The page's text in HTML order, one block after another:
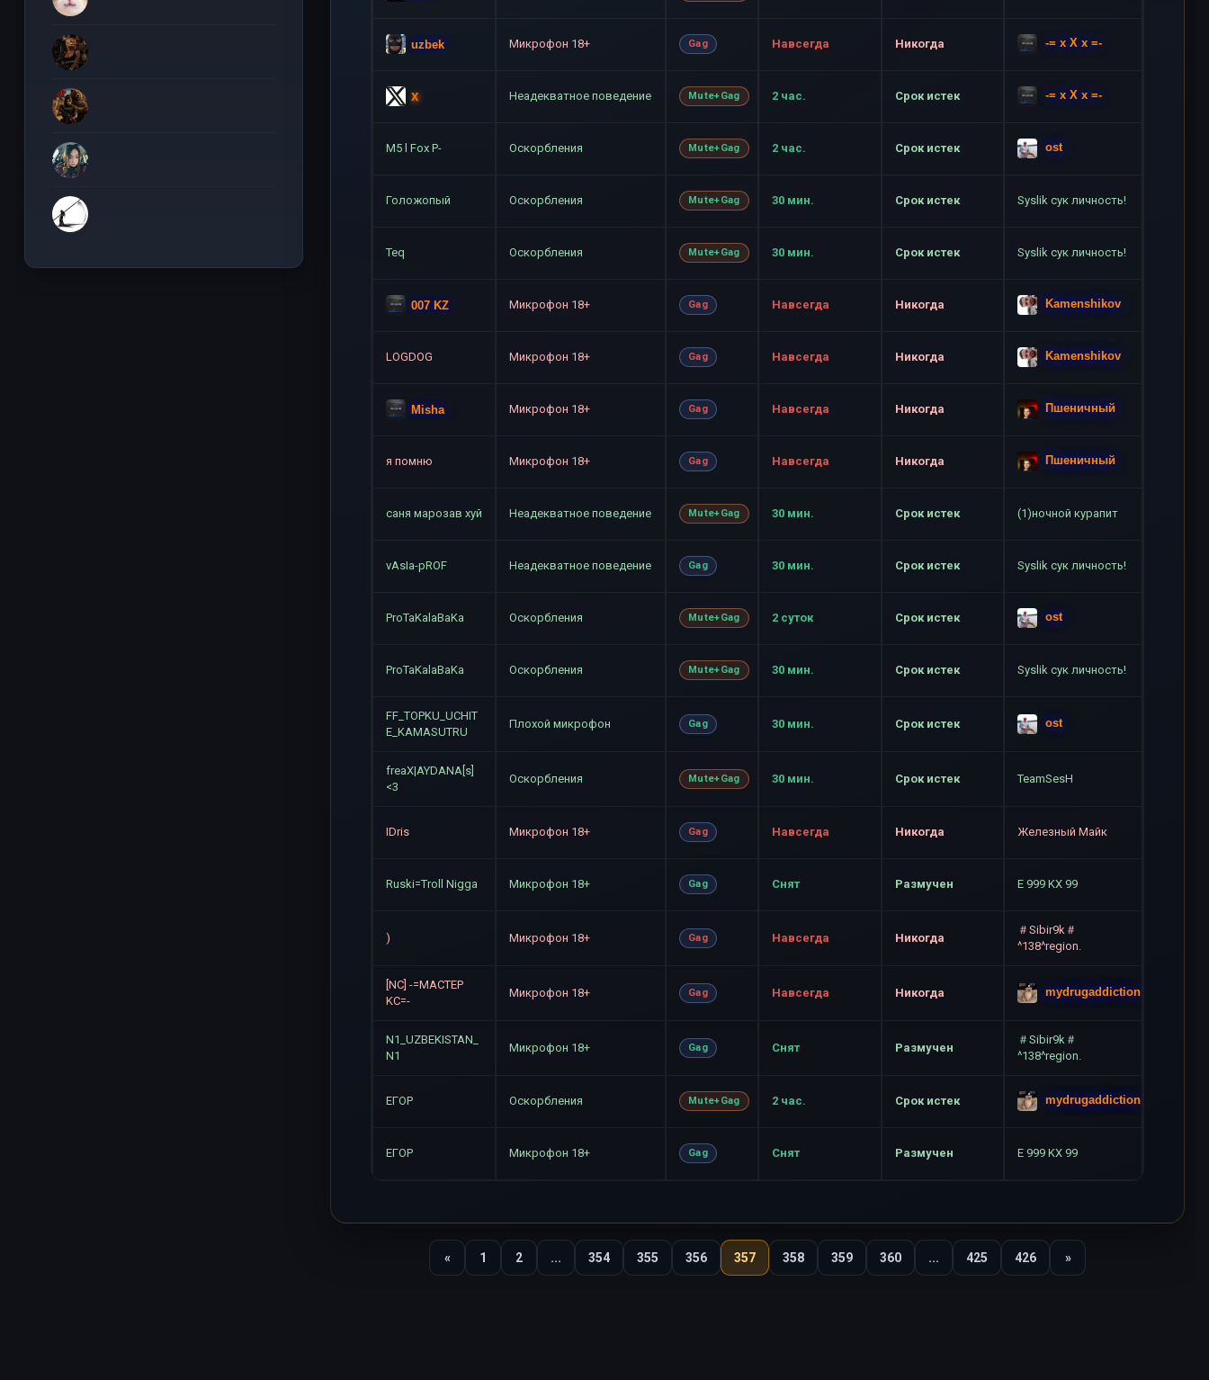
uzbek Микрофон 18+ Gag Навсегда Никогда -= x X x =-
X Неадекватное поведение Mute+Gag 2 час. Срок истек -= x X x =-
M5 l Fox P- Оскорбления Mute+Gag 2 час. Срок истек ost
Голожопый Оскорбления Mute+Gag 30 мин. Срок истек Syslik сук личность!
Teq Оскорбления Mute+Gag 30 мин. Срок истек Syslik сук личность!
007 KZ Микрофон 18+ Gag Навсегда Никогда Kamenshikov
LOGDOG Микрофон 18+ Gag Навсегда Никогда Kamenshikov
Misha Микрофон 18+ Gag Навсегда Никогда Пшеничный
я помню Микрофон 18+ Gag Навсегда Никогда Пшеничный
саня марозав хуй Неадекватное поведение Mute+Gag 30 мин. Срок истек (1)ночной курапит
vAsIa-pROF Неадекватное поведение Gag 30 мин. Срок истек Syslik сук личность!
ProTaKalaBaKa Оскорбления Mute+Gag 2 суток Срок истек ost
ProTaKalaBaKa Оскорбления Mute+Gag 30 мин. Срок истек Syslik сук личность!
FF_TOPKU_UCHIT
E_KAMASUTRU
Плохой микрофон Gag 30 мин. Срок истек ost
freaX|AYDANA[s]
<3
Оскорбления Mute+Gag 30 мин. Срок истек TeamSesH
IDris Микрофон 18+ Gag Навсегда Никогда Железный Майк
Ruski=Troll Nigga Микрофон 18+ Gag Снят Размучен E 999 KX 99
) Микрофон 18+ Gag Навсегда Никогда
＃Sibir9k＃
^138^region.
[NC] -=MACTEP
KC=-
Микрофон 18+ Gag Навсегда Никогда mydrugaddiction
N1_UZBEKISTAN_
N1
Микрофон 18+ Gag Снят Размучен
＃Sibir9k＃
^138^region.
ЕГОР Оскорбления Mute+Gag 2 час. Срок истек mydrugaddiction
ЕГОР Микрофон 18+ Gag Снят Размучен E 999 KX 99
«
Назад
1 2 ... 354 355 356 357 358 359 360 ... 425 426 »
Вперед